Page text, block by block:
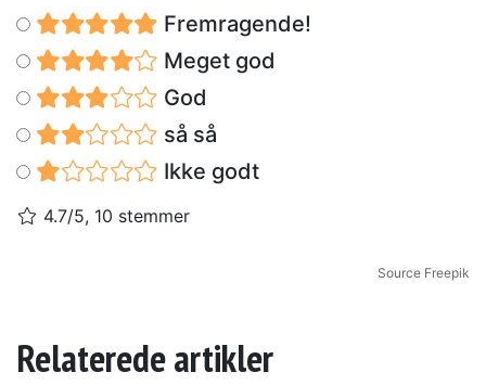
Fremragende!
Meget god
God
så så
Ikke godt
4.7/5, 10 stemmer
Source Freepik
Relaterede artikler